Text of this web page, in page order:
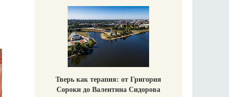
Тверь как терапия: от Григория
Сороки до Валентина Сидорова